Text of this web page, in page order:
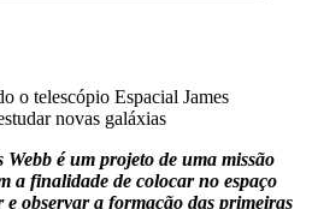
o telescópio Espacial James
novas galáxias
é um projeto de uma missão
a finalidade de colocar no espaço
observar a formação das primeiras